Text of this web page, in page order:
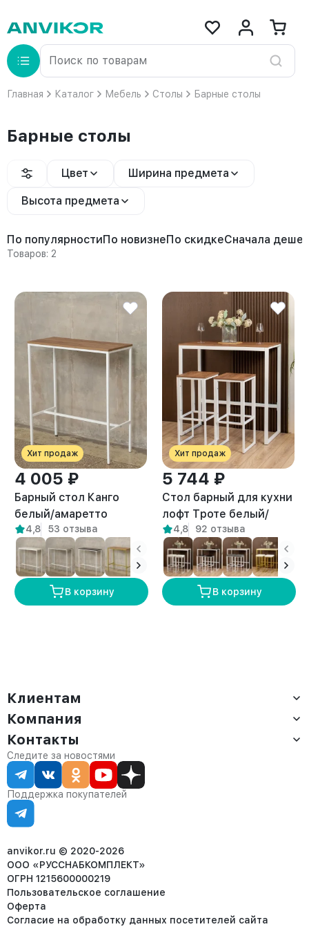
Главная Каталог Мебель Столы Барные столы
Барные столы
Цвет Ширина предмета
Высота предмета
По популярностиПо новизнеПо скидкеСначала
Товаров: 2
Хит продаж
4 005 ₽
Барный стол Канго
белый/амаретто
4,8 53 отзыва
В корзину
Хит продаж
5 744 ₽
Стол барный для кухни
лофт Троте белый/
амаретто
4,8 92 отзыва
В корзину
Клиентам
Доставка
Оплата
Сервис
Статус заказа
Статьи
Компания
О компании
Контакты
Партнёрам
Контакты
Отдел продаж:
8 (800) 234-22-62
corp@anvikor.ru
Ежедневно, с 7:00-19:00 (МСК)
Отдел рекламации:
8 (953) 455-25-61
Следите за новостями
Поддержка покупателей
anvikor.ru © 2020-2026
ООО «РУССНАБКОМПЛЕКТ»
ОГРН 1215600000219
Пользовательское соглашение
Оферта
Согласие на обработку данных посетителей сайта